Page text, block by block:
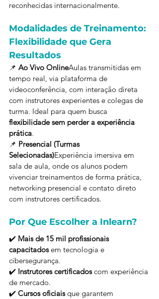
reconhecidas internacionalmente.
Modalidades de Treinamento:
Flexibilidade que Gera
Resultados
📌 Ao Vivo OnlineAulas transmitidas em
tempo real, via plataforma de
videoconferência, com interação direta
com instrutores experientes e colegas de
turma. Ideal para quem busca
flexibilidade sem perder a experiência
prática.
📌 Presencial (Turmas
Selecionadas)Experiência imersiva em
sala de aula, onde os alunos podem
vivenciar treinamentos de forma prática,
networking presencial e contato direto
com instrutores certificados.
Por Que Escolher a Inlearn?
✔️ Mais de 15 mil profissionais
capacitados em tecnologia e
cibersegurança.
✔️ Instrutores certificados com experiência
de mercado.
✔️ Cursos oficiais que garantem